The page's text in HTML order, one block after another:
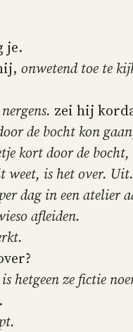
je.
onwetend toe te
zei hij
de bocht kon
kort door de bocht,
is het over.
dag in een atelier
afleiden.
hetgeen ze fictie